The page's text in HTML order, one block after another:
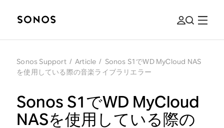
Sonos Support / Article / Sonos S1でWD MyCloud NAS
を使用している際の音楽ライブラリエラー
Sonos S1でWD MyCloud
NASを使用している際の